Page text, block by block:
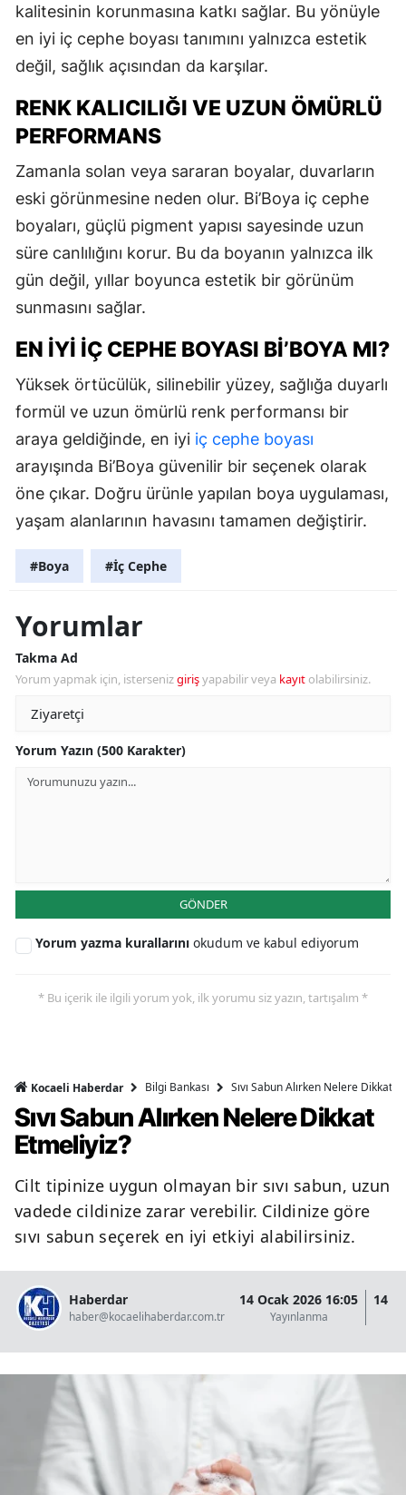
kalitesinin korunmasına katkı sağlar. Bu yönüyle
en iyi iç cephe boyası tanımını yalnızca estetik
değil, sağlık açısından da karşılar.
RENK KALICILIĞI VE UZUN ÖMÜRLÜ
PERFORMANS
Zamanla solan veya sararan boyalar, duvarların
eski görünmesine neden olur. Bi’Boya iç cephe
boyaları, güçlü pigment yapısı sayesinde uzun
süre canlılığını korur. Bu da boyanın yalnızca ilk
gün değil, yıllar boyunca estetik bir görünüm
sunmasını sağlar.
EN İYI İÇ CEPHE BOYASI BI’BOYA MI?
Yüksek örtücülük, silinebilir yüzey, sağlığa duyarlı
formül ve uzun ömürlü renk performansı bir
araya geldiğinde, en iyi iç cephe boyası
arayışında Bi’Boya güvenilir bir seçenek olarak
öne çıkar. Doğru ürünle yapılan boya uygulaması,
yaşam alanlarının havasını tamamen değiştirir.
#Boya #İç Cephe
Yorumlar
Takma Ad
Yorum yapmak için, istersenizgirişyapabilir veya kayıt olabilirsiniz.
Yorum Yazın (500 Karakter)
GÖNDER
Yorum yazma kurallarını okudum ve kabul ediyorum
* Bu içerik ile ilgili yorum yok, ilk yorumu siz yazın, tartışalım *
Kocaeli Haberdar Bilgi Bankası Sıvı Sabun Alırken Nelere Dikkat
Sıvı Sabun Alırken Nelere Dikkat
Etmeliyiz?
Cilt tipinize uygun olmayan bir sıvı sabun, uzun
vadede cildinize zarar verebilir. Cildinize göre
sıvı sabun seçerek en iyi etkiyi alabilirsiniz.
Haberdar
haber@kocaelihaberdar.com.tr
14 Ocak 2026 16:05
Yayınlanma
14